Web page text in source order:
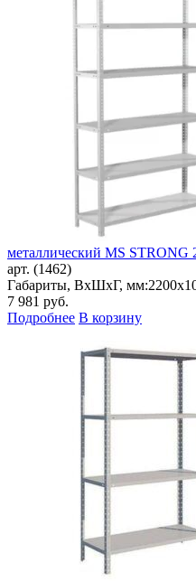
металлический MS STRONG
арт. (1462)
Габариты, ВxШxГ, мм:
7 981 руб.
Подробнее В корзину